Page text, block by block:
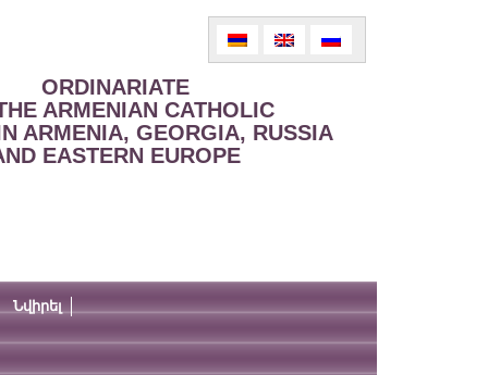
ORDINARIATE
ARMENIAN CATHOLIC
ARMENIA, GEORGIA, RUSSIA
EASTERN EUROPE
Նվիրել